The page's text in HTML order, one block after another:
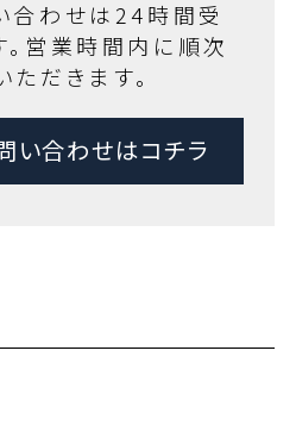
合わせは24時間受
営業時間内に順次
だきます。
い合わせはコチラ